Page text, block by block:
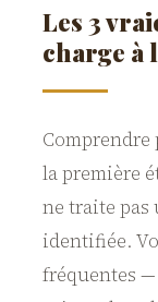
Les 3
charge à
la première
ne traite pas
identifiée.
fréquentes